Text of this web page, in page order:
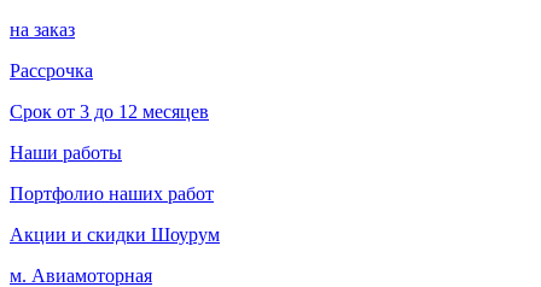
на заказ
Рассрочка
Срок от 3 до 12 месяцев
Наши работы
Портфолио наших работ
Акции и скидки Шоурум
м. Авиамоторная